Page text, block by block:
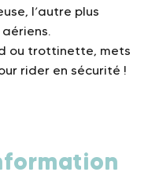
l’autre plus
ou trottinette, mets
rider en sécurité !